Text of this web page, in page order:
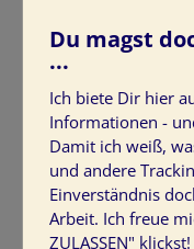
2015-12-
Du magst
...
Ich biete Dir hier
Informationen -
Damit ich weiß,
und andere
Einverständnis
Arbeit. Ich freue
ZULASSEN" klickst!